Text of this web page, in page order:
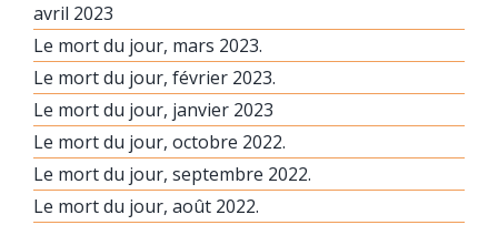
avril 2023
Le mort du jour, mars 2023.
Le mort du jour, février 2023.
Le mort du jour, janvier 2023
Le mort du jour, octobre 2022.
Le mort du jour, septembre 2022.
Le mort du jour, août 2022.